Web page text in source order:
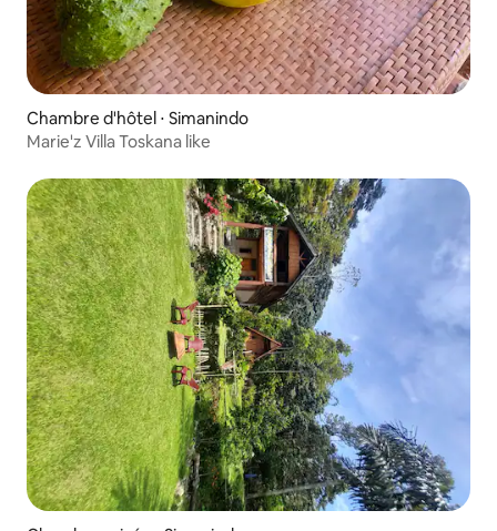
Chambre d'hôtel ⋅ Simanindo
Marie'z Villa Toskana like